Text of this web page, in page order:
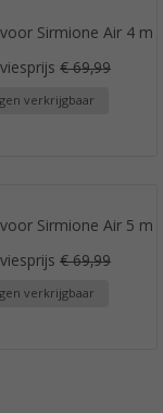
Sirmione Air 4 m
€ 69,99
verkrijgbaar
Sirmione Air 5 m
€ 69,99
verkrijgbaar